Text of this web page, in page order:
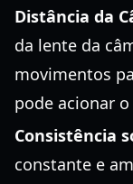
Distância da
da lente da
movimentos
pode acionar
Consistência
constante e